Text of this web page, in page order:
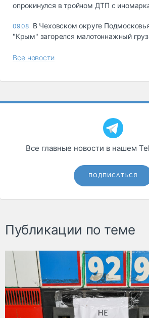
опрокинулся в тройном ДТП с
09.08 В Чеховском округе
"Крым" загорелся малотоннажный
Все новости
Все главные новости в нашем
ПОДПИСАТЬСЯ
Публикации по теме